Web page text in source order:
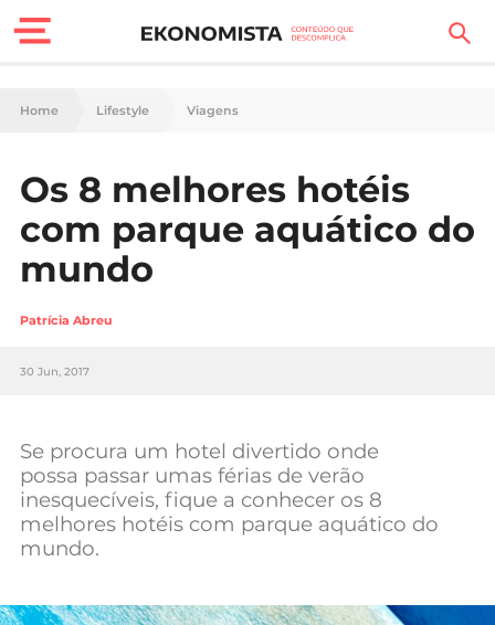
Finanças Pessoais
Carreira
Casa
Lifestyle
Sociedade
Negócios
Mundial 2026
Home Lifestyle Viagens
Os 8 melhores hotéis
com parque aquático do
mundo
Patrícia Abreu
30 Jun, 2017
Se procura um hotel divertido onde
possa passar umas férias de verão
inesquecíveis, fique a conhecer os 8
melhores hotéis com parque aquático do
mundo.